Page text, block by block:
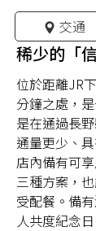
交通
稀少的「
位於距離JR
分鐘之處，
是在通過長
通量更少、
店內備有可
三種方案，
受配餐。備
人共度紀念